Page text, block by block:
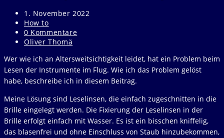
Beitrag
veröffentlicht:
1. November 2022
Beitrags-
Kategorie:
How to
Beitrags-
Kommentare:
0 Kommentare
Beitrags-
Oliver Thomä
Wer wie ich an Altersweitsichtigkeit leidet, hat ein Problem beim
Lesen der Instrumente im Flug. Wie ich das Problem gelöst
habe, beschreibe ich in diesem Beitrag.
Meine Lösung sind Leselinsen, die einfach zugeschnitten in die
Brille eingelegt werden. Die Fixierung der Leselinsen in der
Brille erfolgt einfach mit Wasser. Es ist ein bisschen kniffelig,
das blasenfrei und ohne Einschluss von Staub hinzubekommen,